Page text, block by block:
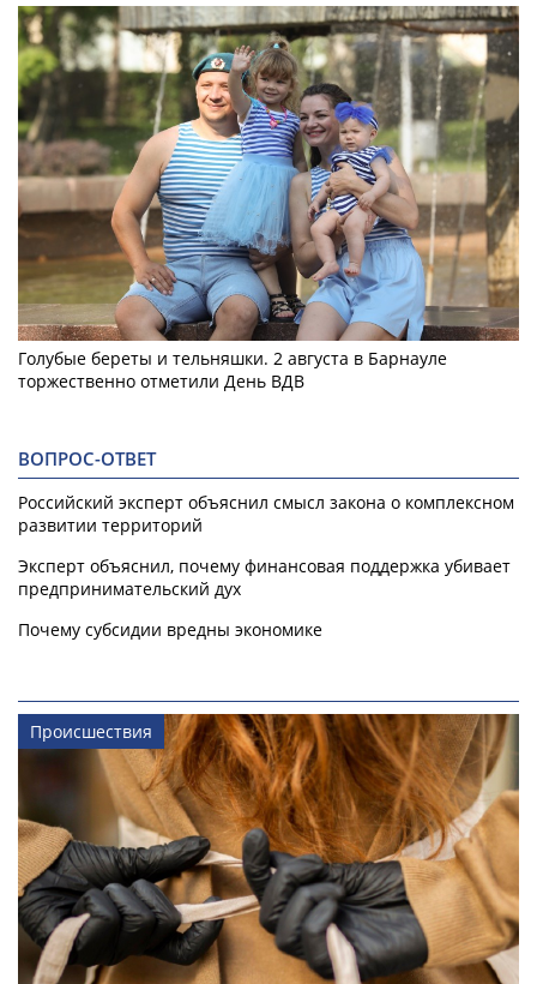
Голубые береты и тельняшки. 2 августа в Барнауле
торжественно отметили День ВДВ
ВОПРОС-ОТВЕТ
Российский эксперт объяснил смысл закона о комплексном
развитии территорий
Эксперт объяснил, почему финансовая поддержка убивает
предпринимательский дух
Почему субсидии вредны экономике
Происшествия